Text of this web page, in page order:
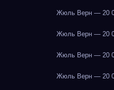
Жюль Верн — 20
Жюль Верн — 20
Жюль Верн — 20
Жюль Верн — 20